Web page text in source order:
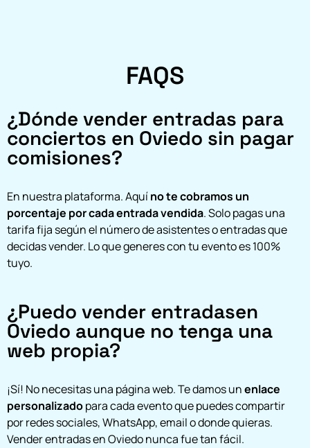
FAQS
¿Dónde vender entradas para
conciertos en Oviedo sin pagar
comisiones?
En nuestra plataforma. Aquíno te cobramos un
porcentaje por cada entrada vendida. Solo pagas una
tarifa fija según el número de asistentes o entradas que
decidas vender. Lo que generes con tu evento es 100%
tuyo.
¿Puedo vender entradasen
Oviedo aunque no tenga una
web propia?
¡Sí! No necesitas una página web. Te damos unenlace
personalizadopara cada evento que puedes compartir
por redes sociales, WhatsApp, email o donde quieras.
Vender entradas en Oviedo nunca fue tan fácil.